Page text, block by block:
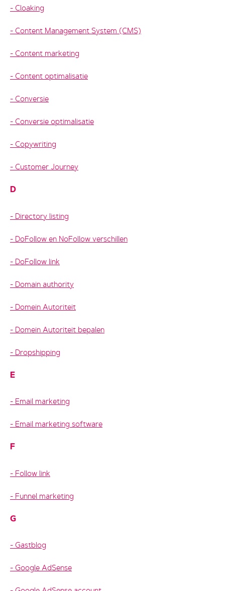
Cloaking
Content Management System (CMS)
Content marketing
Content optimalisatie
Conversie
Conversie optimalisatie
Copywriting
Customer Journey
D
Directory listing
DoFollow en NoFollow verschillen
DoFollow link
Domain authority
Domein Autoriteit
Domein Autoriteit bepalen
Dropshipping
E
Email marketing
Email marketing software
F
Follow link
Funnel marketing
G
Gastblog
Google AdSense